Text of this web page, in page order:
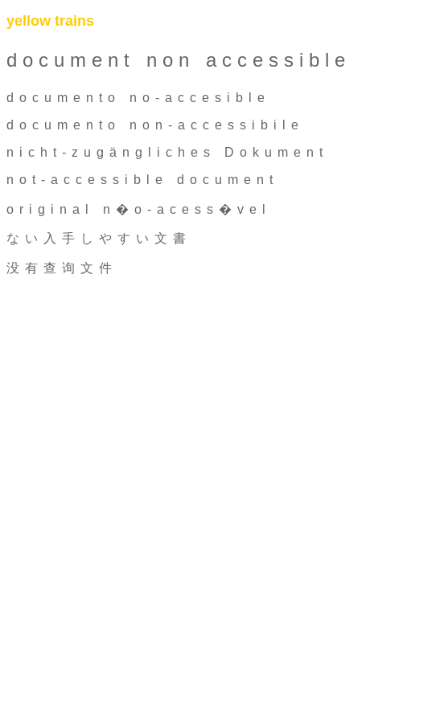
yellow trains
document non accessible
documento no-accesible
documento non-accessibile
nicht-zugängliches Dokument
not-accessible document
original n�o-acess�vel
ない入手しやすい文書
没有查询文件